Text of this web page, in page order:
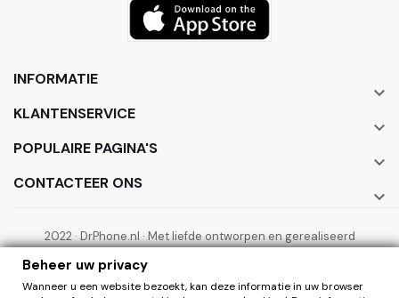
INFORMATIE

KLANTENSERVICE

POPULAIRE PAGINA'S

CONTACTEER ONS

2022 · DrPhone.nl · Met liefde ontworpen en gerealiseerd
Beheer uw privacy
Wanneer u een website bezoekt, kan deze informatie in uw browser